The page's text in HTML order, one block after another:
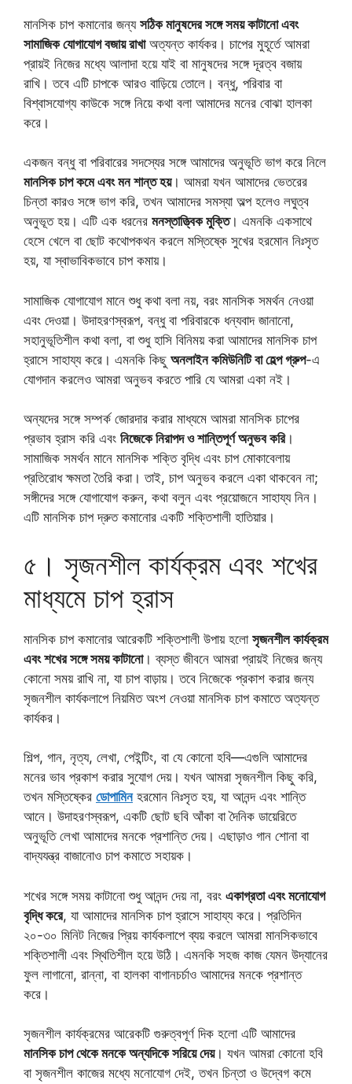
মানসিক চাপ কমানোর জন্য সঠিক মানুষদের সঙ্গে সময় কাটানো এবং
সামাজিক যোগাযোগ বজায় রাখাঅত্যন্ত কার্যকর। চাপের মুহূর্তে আমরা
প্রায়ই নিজের মধ্যে আলাদা হয়ে যাই বা মানুষদের সঙ্গে দূরত্ব বজায়
রাখি। তবে এটি চাপকে আরও বাড়িয়ে তোলে। বন্ধু, পরিবার বা
বিশ্বাসযোগ্য কাউকে সঙ্গে নিয়ে কথা বলা আমাদের মনের বোঝা হালকা
করে।
একজন বন্ধু বা পরিবারের সদস্যের সঙ্গে আমাদের অনুভূতি ভাগ করে নিলে
মানসিক চাপ কমে এবং মন শান্ত হয়। আমরা যখন আমাদের ভেতরের
চিন্তা কারও সঙ্গে ভাগ করি, তখন আমাদের সমস্যা অল্প হলেও লঘুত্ব
অনুভূত হয়। এটি এক ধরনের মনস্তাত্ত্বিক মুক্তি। এমনকি একসাথে
হেসে খেলে বা ছোট কথোপকথন করলে মস্তিষ্কে সুখের হরমোন নিঃসৃত
হয়, যা স্বাভাবিকভাবে চাপ কমায়।
সামাজিক যোগাযোগ মানে শুধু কথা বলা নয়, বরং মানসিক সমর্থন নেওয়া
এবং দেওয়া। উদাহরণস্বরূপ, বন্ধু বা পরিবারকে ধন্যবাদ জানানো,
সহানুভূতিশীল কথা বলা, বা শুধু হাসি বিনিময় করা আমাদের মানসিক চাপ
হ্রাসে সাহায্য করে। এমনকি কিছু অনলাইন কমিউনিটি বা হেল্প গ্রুপ-এ
যোগদান করলেও আমরা অনুভব করতে পারি যে আমরা একা নই।
অন্যদের সঙ্গে সম্পর্ক জোরদার করার মাধ্যমে আমরা মানসিক চাপের
প্রভাব হ্রাস করি এবং নিজেকে নিরাপদ ও শান্তিপূর্ণ অনুভব করি।
সামাজিক সমর্থন মানে মানসিক শক্তি বৃদ্ধি এবং চাপ মোকাবেলায়
প্রতিরোধ ক্ষমতা তৈরি করা। তাই, চাপ অনুভব করলে একা থাকবেন না;
সঙ্গীদের সঙ্গে যোগাযোগ করুন, কথা বলুন এবং প্রয়োজনে সাহায্য নিন।
এটি মানসিক চাপ দ্রুত কমানোর একটি শক্তিশালী হাতিয়ার।
৫। সৃজনশীল কার্যক্রম এবং শখের
মাধ্যমে চাপ হ্রাস
মানসিক চাপ কমানোর আরেকটি শক্তিশালী উপায় হলো সৃজনশীল কার্যক্রম
এবং শখের সঙ্গে সময় কাটানো। ব্যস্ত জীবনে আমরা প্রায়ই নিজের জন্য
কোনো সময় রাখি না, যা চাপ বাড়ায়। তবে নিজেকে প্রকাশ করার জন্য
সৃজনশীল কার্যকলাপে নিয়মিত অংশ নেওয়া মানসিক চাপ কমাতে অত্যন্ত
কার্যকর।
শিল্প, গান, নৃত্য, লেখা, পেইন্টিং, বা যে কোনো হবি—এগুলি আমাদের
মনের ভাব প্রকাশ করার সুযোগ দেয়। যখন আমরা সৃজনশীল কিছু করি,
তখন মস্তিষ্কের ডোপামিনহরমোন নিঃসৃত হয়, যা আনন্দ এবং শান্তি
আনে। উদাহরণস্বরূপ, একটি ছোট ছবি আঁকা বা দৈনিক ডায়েরিতে
অনুভূতি লেখা আমাদের মনকে প্রশান্তি দেয়। এছাড়াও গান শোনা বা
বাদ্যযন্ত্র বাজানোও চাপ কমাতে সহায়ক।
শখের সঙ্গে সময় কাটানো শুধু আনন্দ দেয় না, বরং একাগ্রতা এবং মনোযোগ
বৃদ্ধি করে, যা আমাদের মানসিক চাপ হ্রাসে সাহায্য করে। প্রতিদিন
২০-৩০ মিনিট নিজের প্রিয় কার্যকলাপে ব্যয় করলে আমরা মানসিকভাবে
শক্তিশালী এবং স্থিতিশীল হয়ে উঠি। এমনকি সহজ কাজ যেমন উদ্যানের
ফুল লাগানো, রান্না, বা হালকা বাগানচর্চাও আমাদের মনকে প্রশান্ত
করে।
সৃজনশীল কার্যক্রমের আরেকটি গুরুত্বপূর্ণ দিক হলো এটি আমাদের
মানসিক চাপ থেকে মনকে অন্যদিকে সরিয়ে দেয়। যখন আমরা কোনো হবি
বা সৃজনশীল কাজের মধ্যে মনোযোগ দেই, তখন চিন্তা ও উদ্বেগ কমে